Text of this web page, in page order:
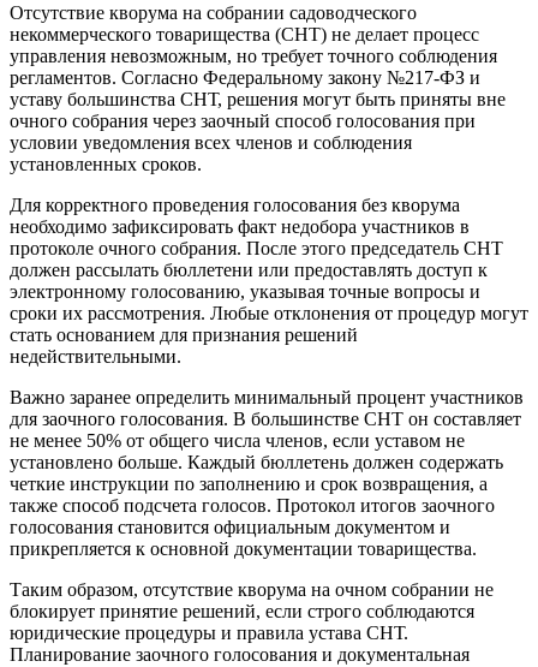
Отсутствие кворума на собрании садоводческого
некоммерческого товарищества (СНТ) не делает процесс
управления невозможным, но требует точного соблюдения
регламентов. Согласно Федеральному закону №217-ФЗ и
уставу большинства СНТ, решения могут быть приняты вне
очного собрания через заочный способ голосования при
условии уведомления всех членов и соблюдения
установленных сроков.
Для корректного проведения голосования без кворума
необходимо зафиксировать факт недобора участников в
протоколе очного собрания. После этого председатель СНТ
должен рассылать бюллетени или предоставлять доступ к
электронному голосованию, указывая точные вопросы и
сроки их рассмотрения. Любые отклонения от процедур могут
стать основанием для признания решений
недействительными.
Важно заранее определить минимальный процент участников
для заочного голосования. В большинстве СНТ он составляет
не менее 50% от общего числа членов, если уставом не
установлено больше. Каждый бюллетень должен содержать
четкие инструкции по заполнению и срок возвращения, а
также способ подсчета голосов. Протокол итогов заочного
голосования становится официальным документом и
прикрепляется к основной документации товарищества.
Таким образом, отсутствие кворума на очном собрании не
блокирует принятие решений, если строго соблюдаются
юридические процедуры и правила устава СНТ.
Планирование заочного голосования и документальная